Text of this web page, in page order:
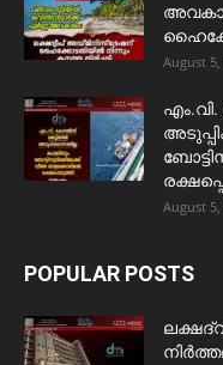
August 5,
August 5,
POPULAR POSTS